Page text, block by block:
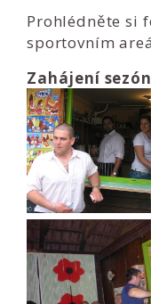
Prohlédněte si
sportovním
Zahájení